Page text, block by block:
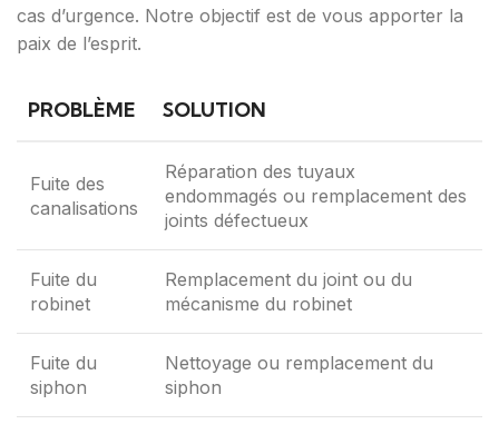
cas d’urgence. Notre objectif est de vous apporter la
paix de l’esprit.
PROBLÈME SOLUTION
Fuite des
canalisations
Réparation des tuyaux
endommagés ou remplacement des
joints défectueux
Fuite du
robinet
Remplacement du joint ou du
mécanisme du robinet
Fuite du
siphon
Nettoyage ou remplacement du
siphon